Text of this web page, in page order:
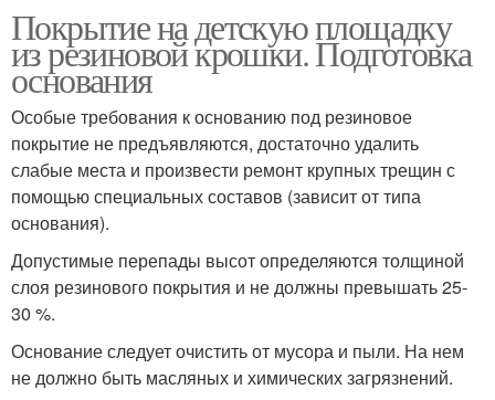
Покрытие на детскую площадку
из резиновой крошки. Подготовка
основания
Особые требования к основанию под резиновое
покрытие не предъявляются, достаточно удалить
слабые места и произвести ремонт крупных трещин с
помощью специальных составов (зависит от типа
основания).
Допустимые перепады высот определяются толщиной
слоя резинового покрытия и не должны превышать 25-
30 %.
Основание следует очистить от мусора и пыли. На нем
не должно быть масляных и химических загрязнений.